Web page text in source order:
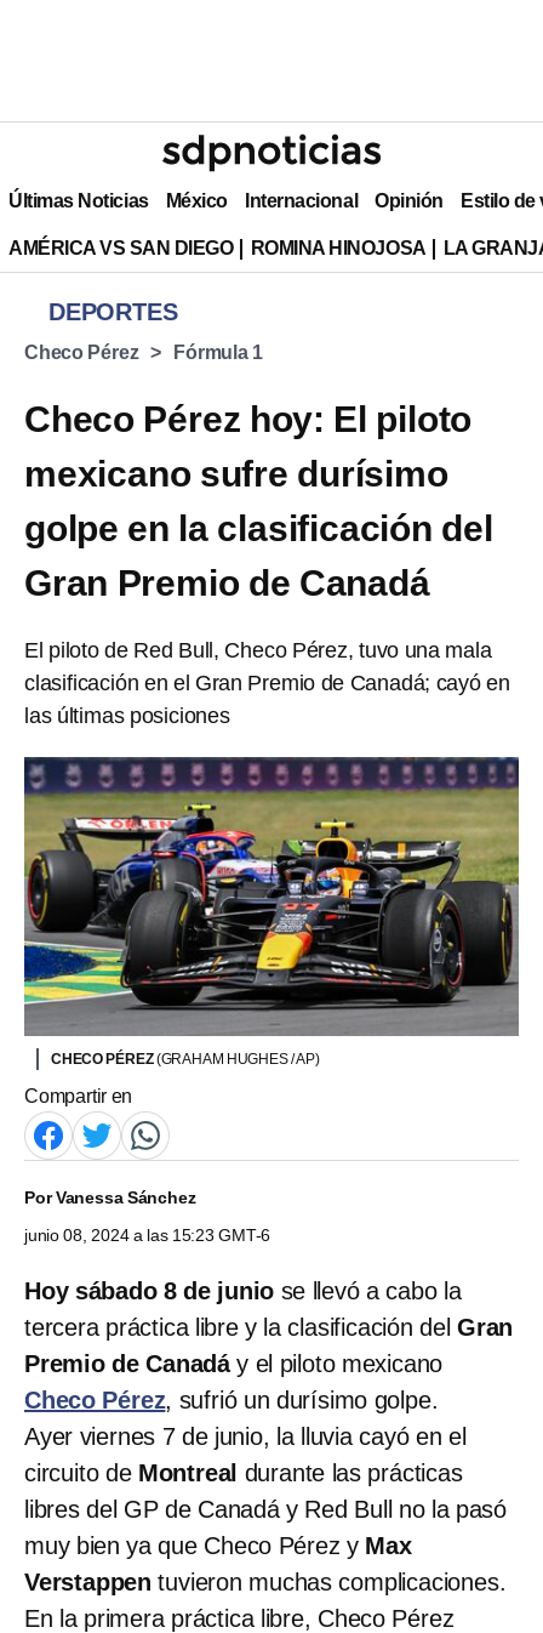
Últimas Noticias México Internacional Opinión Estilo de
AMÉRICA VS SAN DIEGO ROMINA HINOJOSA LA
DEPORTES
Checo Pérez Fórmula 1
Checo Pérez hoy: El piloto
mexicano sufre durísimo
golpe en la clasificación del
Gran Premio de Canadá
El piloto de Red Bull, Checo Pérez, tuvo una mala
clasificación en el Gran Premio de Canadá; cayó en
las últimas posiciones
CHECO PÉREZ(GRAHAM HUGHES / AP)
Compartir en
PorVanessa Sánchez
junio 08, 2024 a las 15:23 GMT-6
Hoy sábado 8 de junio se llevó a cabo la
tercera práctica libre y la clasificación del Gran
Premio de Canadáy el piloto mexicano
Checo Pérez, sufrió un durísimo golpe.
Ayer viernes 7 de junio, la lluvia cayó en el
circuito de Montreal durante las prácticas
libres del GP de Canadá y Red Bull no la pasó
muy bien ya que Checo Pérez y Max
Verstappen tuvieron muchas complicaciones.
En la primera práctica libre, Checo Pérez